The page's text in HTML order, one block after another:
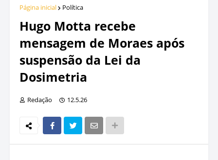
Página inicial Política
Hugo Motta recebe
mensagem de Moraes após
suspensão da Lei da
Dosimetria
Redação 12.5.26